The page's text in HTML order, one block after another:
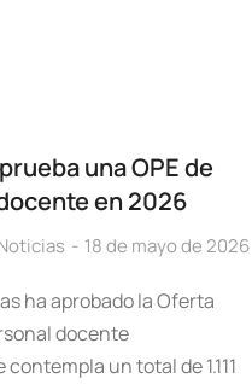
una OPE de
en 2026
18 de mayo de 2026
ha aprobado la Oferta
docente
un total de 1.111